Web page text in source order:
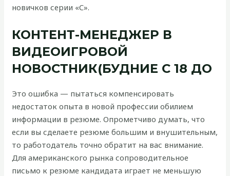
новичков серии «C».
КОНТЕНТ-МЕНЕДЖЕР В
ВИДЕОИГРОВОЙ
НОВОСТНИК(БУДНИЕ С 18 ДО
Это ошибка — пытаться компенсировать
недостаток опыта в новой профессии обилием
информации в резюме. Опрометчиво думать, что
если вы сделаете резюме большим и внушительным,
то работодатель точно обратит на вас внимание.
Для американского рынка сопроводительное
письмо к резюме кандидата играет не меньшую